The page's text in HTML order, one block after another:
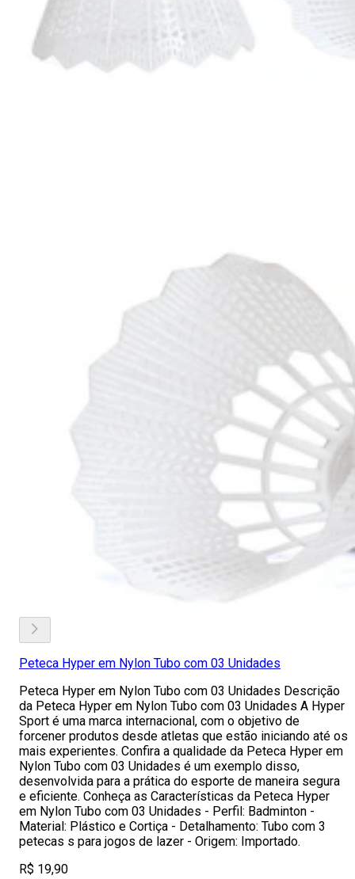
Peteca Hyper em Nylon Tubo com 03 Unidades
Peteca Hyper em Nylon Tubo com 03 Unidades Descrição
da Peteca Hyper em Nylon Tubo com 03 Unidades A Hyper
Sport é uma marca internacional, com o objetivo de
forcener produtos desde atletas que estão iniciando até os
mais experientes. Confira a qualidade da Peteca Hyper em
Nylon Tubo com 03 Unidades é um exemplo disso,
desenvolvida para a prática do esporte de maneira segura
e eficiente. Conheça as Características da Peteca Hyper
em Nylon Tubo com 03 Unidades - Perfil: Badminton -
Material: Plástico e Cortiça - Detalhamento: Tubo com 3
petecas s para jogos de lazer - Origem: Importado.
R$ 19,90